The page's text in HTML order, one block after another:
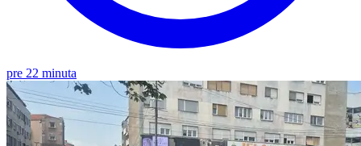
pre 22 minuta